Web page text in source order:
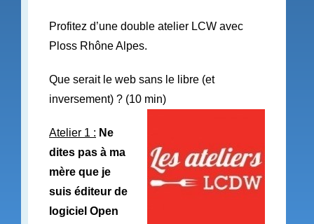
Profitez d’une double atelier LCW avec
Ploss Rhône Alpes.
Que serait le web sans le libre (et
inversement) ? (10 min)
Atelier 1 : Ne
dites pas à ma
mère que je
suis éditeur de
logiciel Open